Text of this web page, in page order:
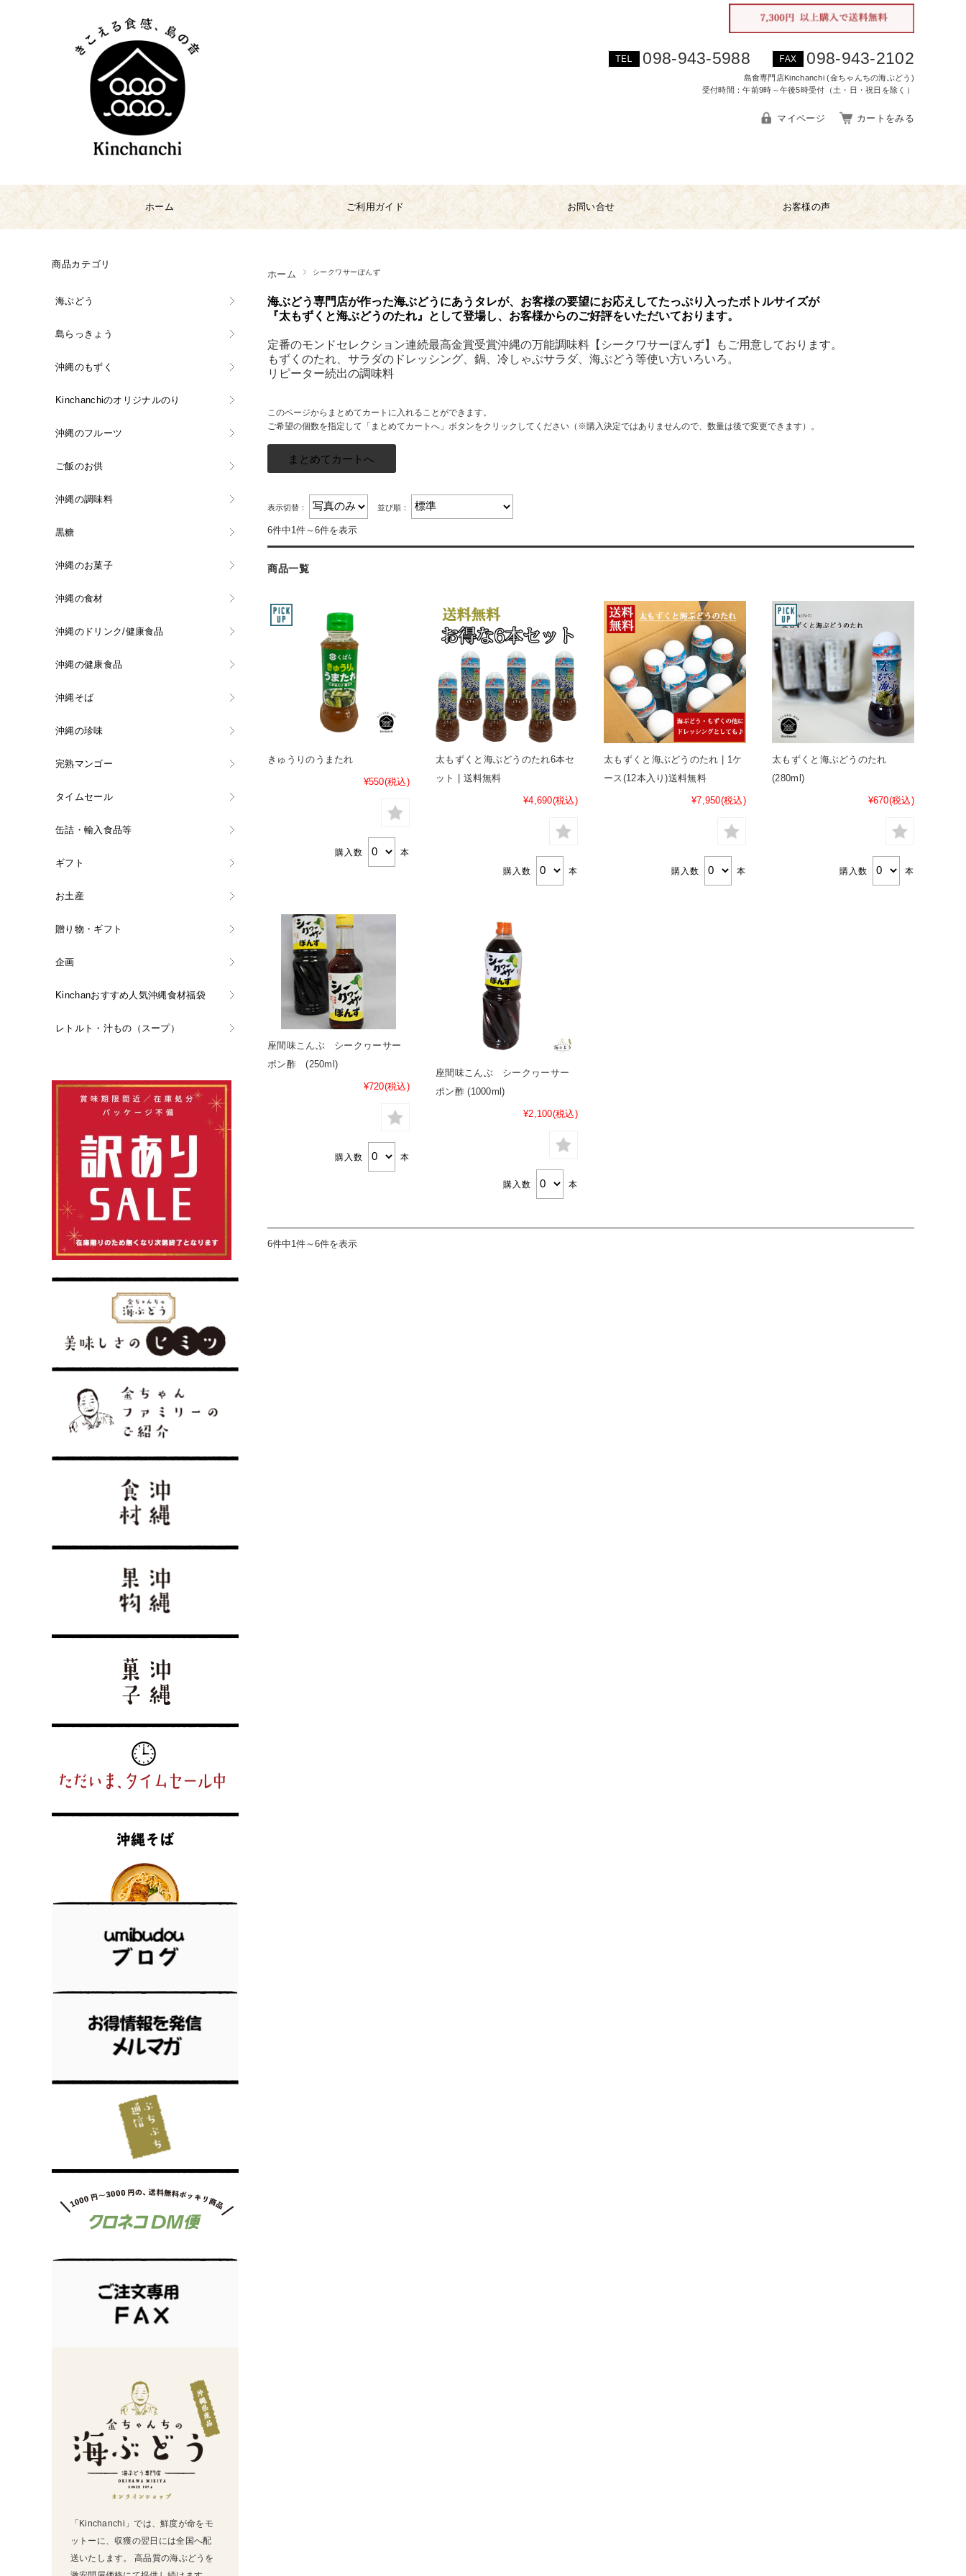
TEL 098-943-5988 FAX 098-943-2102
島食専門店Kinchanchi (金ちゃんちの海ぶどう)
受付時間：午前9時～午後5時受付（土・日・祝日を除く）
マイページ カートをみる
ホーム ご利用ガイド お問い合せ お客様の声
ホーム シークワサーぽんず
海ぶどう専門店が作った海ぶどうにあうタレが、お客様の要望にお応えしてたっぷり入ったボトルサイズが
『太もずくと海ぶどうのたれ』として登場し、お客様からのご好評をいただいております。
定番のモンドセレクション連続最高金賞受賞沖縄の万能調味料【シークワサーぽんず】もご用意しております。
もずくのたれ、サラダのドレッシング、鍋、冷しゃぶサラダ、海ぶどう等使い方いろいろ。
リピーター続出の調味料
このページからまとめてカートに入れることができます。
ご希望の個数を指定して「まとめてカートへ」ボタンをクリックしてください（※購入決定ではありませんので、数量は後で変更できます）。
表示切替： 並び順：
6件中1件～6件を表示
商品一覧
きゅうりのうまたれ
¥550(税込)
購入数 本
太もずくと海ぶどうのたれ6本セ
ット | 送料無料
¥4,690(税込)
購入数 本
太もずくと海ぶどうのたれ | 1ケ
ース(12本入り)送料無料
¥7,950(税込)
購入数 本
太もずくと海ぶどうのたれ
(280ml)
¥670(税込)
購入数 本
座間味こんぶ シークヮーサー
ポン酢 (250ml)
¥720(税込)
購入数 本
座間味こんぶ シークヮーサー
ポン酢 (1000ml)
¥2,100(税込)
購入数 本
6件中1件～6件を表示
商品カテゴリ
海ぶどう
島らっきょう
沖縄のもずく
Kinchanchiのオリジナルのり
沖縄のフルーツ
ご飯のお供
沖縄の調味料
黒糖
沖縄のお菓子
沖縄の食材
沖縄のドリンク/健康食品
沖縄の健康食品
沖縄そば
沖縄の珍味
完熟マンゴー
タイムセール
缶詰・輸入食品等
ギフト
お土産
贈り物・ギフト
企画
Kinchanおすすめ人気沖縄食材福袋
レトルト・汁もの（スープ）
「Kinchanchi」では、鮮度が命をモ
ットーに、収獲の翌日には全国へ配
送いたします。 高品質の海ぶどうを